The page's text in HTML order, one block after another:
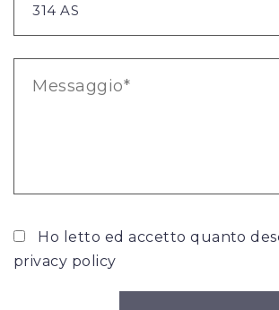
Ho letto ed accetto quanto
privacy policy